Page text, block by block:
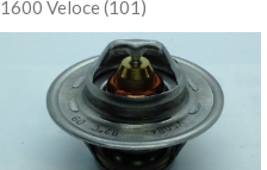
1600 Veloce (101)